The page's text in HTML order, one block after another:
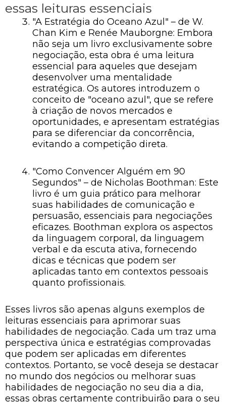
essas leituras essenciais
"A Estratégia do Oceano Azul" – de W.
Chan Kim e Renée Mauborgne: Embora
não seja um livro exclusivamente sobre
negociação, esta obra é uma leitura
essencial para aqueles que desejam
desenvolver uma mentalidade
estratégica. Os autores introduzem o
conceito de "oceano azul", que se refere
à criação de novos mercados e
oportunidades, e apresentam estratégias
para se diferenciar da concorrência,
evitando a competição direta.
"Como Convencer Alguém em 90
Segundos" – de Nicholas Boothman: Este
livro é um guia prático para melhorar
suas habilidades de comunicação e
persuasão, essenciais para negociações
eficazes. Boothman explora os aspectos
da linguagem corporal, da linguagem
verbal e da escuta ativa, fornecendo
dicas e técnicas que podem ser
aplicadas tanto em contextos pessoais
quanto profissionais.
Esses livros são apenas alguns exemplos de
leituras essenciais para aprimorar suas
habilidades de negociação. Cada um traz uma
perspectiva única e estratégias comprovadas
que podem ser aplicadas em diferentes
contextos. Portanto, se você deseja se destacar
no mundo dos negócios ou melhorar suas
habilidades de negociação no seu dia a dia,
essas obras certamente contribuirão para o seu